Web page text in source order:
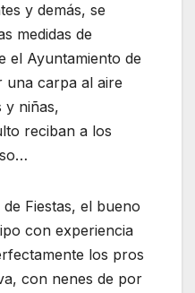
y demás, se
medidas de
el Ayuntamiento de
una carpa al aire
y niñas,
reciban a los
Fiestas, el bueno
con experiencia
los pros
con nenes de por